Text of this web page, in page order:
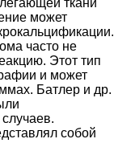
может
часто не
Этот тип
и может
Батлер и др.
собой